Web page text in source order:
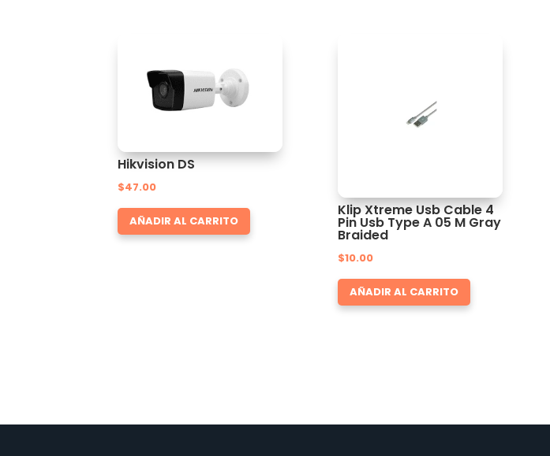
Hikvision DS
$47.00
AÑADIR AL CARRITO
Klip Xtreme Usb Cable 4
Pin Usb Type A 05 M Gray
Braided
$10.00
AÑADIR AL CARRITO